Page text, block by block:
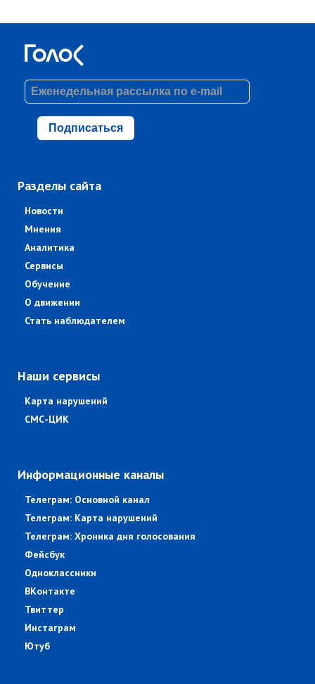
Подписаться
Разделы сайта
Новости
Мнения
Аналитика
Сервисы
Обучение
О движении
Стать наблюдателем
Наши сервисы
Карта нарушений
СМС-ЦИК
Информационные каналы
Телеграм: Основной канал
Телеграм: Карта нарушений
Телеграм: Хроника дня голосования
Фейсбук
Одноклассники
ВКонтакте
Твиттер
Инстаграм
Ютуб